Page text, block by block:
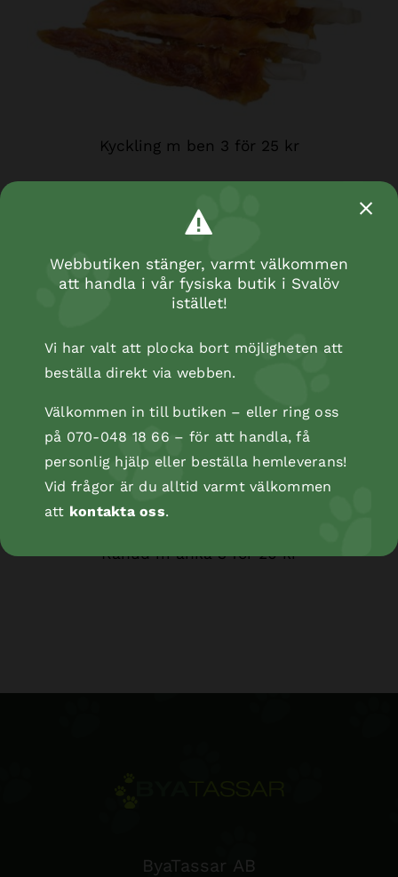
Kyckling m ben 3 för 25 kr
Råhud m anka 3 för 20 kr
ByaTassar AB
Webbutiken stänger, varmt välkommen
att handla i vår fysiska butik i Svalöv
istället!
Vi har valt att plocka bort möjligheten att
beställa direkt via webben.
Välkommen in till butiken – eller ring oss
på 070-048 18 66 – för att handla, få
personlig hjälp eller beställa hemleverans!
Vid frågor är du alltid varmt välkommen
att kontakta oss.